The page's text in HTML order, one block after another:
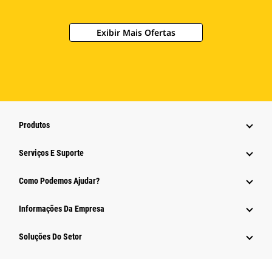
Exibir Mais Ofertas
Produtos
Serviços E Suporte
Como Podemos Ajudar?
Informações Da Empresa
Soluções Do Setor